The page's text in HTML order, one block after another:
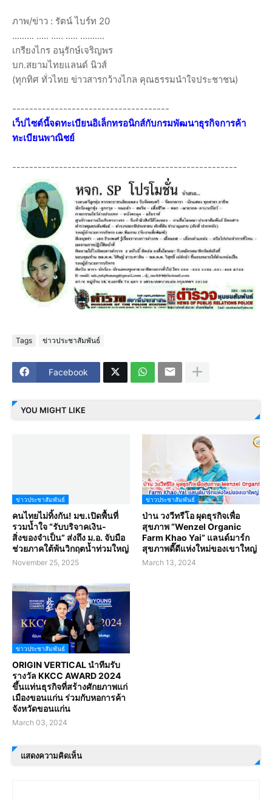
ภาพ/ข่าว : รัตน์ ไบร์ท 20
......... ..... ..... ..... ..........
เกรียงไกร อนุรักษ์เจริญพร
บก.สยามไทยแลนด์ นิวส์
(ทุกทิศ ทั่วไทย ข่าวสารกว้างไกล คุณธรรมนำใจประชาชน)
-------------------------------------
เว็ปไซต์นี้จดทะเบียนอิเล็กทรอนิกส์กับกรมพัฒนาธุรกิจการค้า
ทะเบียนพาณิชย์
-----------------------------------------------------
Tags ข่าวประชาสัมพันธ์
Facebook
YOU MIGHT LIKE
ข่าวประชาสัมพันธ์
คนไทยไม่ทิ้งกัน! มข.เปิดพื้นที่
รวมน้ำใจ “รับบริจาคเงิน-
สิ่งของจำเป็น” ส่งถึง ม.อ. จับมือ
ช่วยภาคใต้พ้นวิกฤตน้ำท่วมใหญ่
November 25, 2025
ข่าวประชาสัมพันธ์
ป่าน วงวีทรีโอ ผุดธุรกิจเพื่อ
สุขภาพ “Wenzel Organic
Farm Khao Yai” แลนด์มาร์ก
สุขภาพดี๊ดีแห่งใหม่ของเขาใหญ่
March 13, 2024
ข่าวประชาสัมพันธ์
ORIGIN VERTICAL นำทีมรับ
รางวัล KKCC AWARD 2024
ขึ้นแท่นธุรกิจที่สร้างศักยภาพแก่
เมืองขอนแก่น ร่วมกับหอการค้า
จังหวัดขอนแก่น
March 03, 2024
แสดงความคิดเห็น